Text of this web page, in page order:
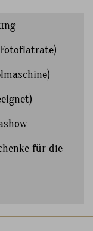
für die